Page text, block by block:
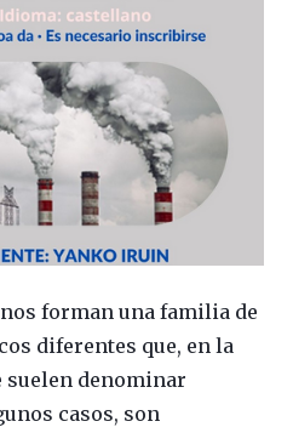
forman una familia de
diferentes que, en la
denominar
casos, son